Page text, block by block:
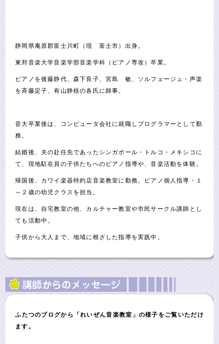
静岡県庵原郡富士川町（現 富士市）出身。
東邦音楽大学音楽学部音楽学科（ピアノ専攻）卒業。
ピアノを後藤静代、森下良子、宮島 敏、ソルフェージュ・声楽
を斉藤定子、有山静枝の各氏に師事。
音大卒業後は、コンピュータ会社に就職しプログラマーとして勤
務。
結婚後、夫の赴任先であったシンガポール・トルコ・メキシコに
て、現地駐在員の子供たちへのピアノ指導や、音楽活動を体験。
帰国後、カワイ楽器特約店音楽教室に勤務。ピアノ個人指導・１
～２歳の幼児クラスを担当。
現在は、自宅教室の他、カルチャー教室や市民サークル講師とし
ても活動中。
子供から大人まで、地域に根ざした指導を実践中。
ふたつのブログから「れいぜん音楽教室」の様子をご覧いただけ
ます。